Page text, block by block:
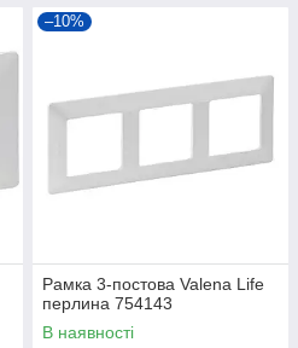
–10%
Рамка 3-постова Valena Life
перлина 754143
В наявності